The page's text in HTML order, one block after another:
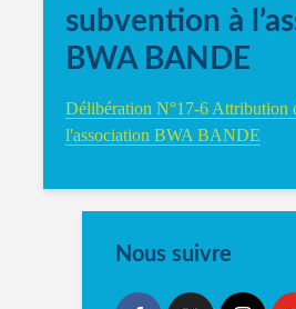
subvention à
BWA BANDE
Délibération N°17-6 Attribution
l'association BWA BANDE
Nous suivre